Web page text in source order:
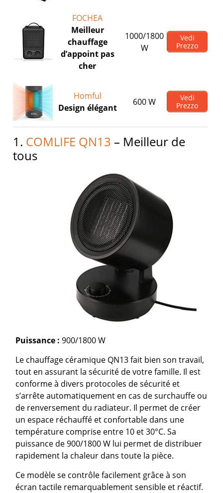
FOCHEA
Meilleur
chauffage
d’appoint pas
cher
1000/1800
W
Vedi
Prezzo
Homful
Design élégant
600 W
Vedi
Prezzo
1. COMLIFE QN13 – Meilleur de
tous
Puissance : 900/1800 W
Le chauffage céramique QN13 fait bien son travail,
tout en assurant la sécurité de votre famille. Il est
conforme à divers protocoles de sécurité et
s’arrête automatiquement en cas de surchauffe ou
de renversement du radiateur. Il permet de créer
un espace réchauffé et confortable dans une
température comprise entre 10 et 30°C. Sa
puissance de 900/1800 W lui permet de distribuer
rapidement la chaleur dans toute la pièce.
Ce modèle se contrôle facilement grâce à son
écran tactile remarquablement sensible et réactif.